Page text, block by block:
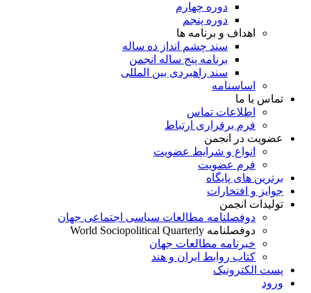
دوره چهارم
دوره پنجم
اهداف و برنامه ها
سند چشم انداز ده ساله
برنامه پنج ساله انجمن
سند راهبردی بین المللی
اساسنامه
تماس با ما
اطلاعات تماس
فرم برقراری ارتباط
عضویت در انجمن
انواع و شرایط عضویت
فرم عضویت
برترین های پایگاه
جوایز و افتخارات
تولیدات انجمن
دوفصلنامه مطالعات سیاسی اجتماعی جهان
دوفصلنامه World Sociopolitical Quarterly
خبرنامه مطالعات جهان
کتاب روابط ایران و هند
پست الکترونیک
ورود